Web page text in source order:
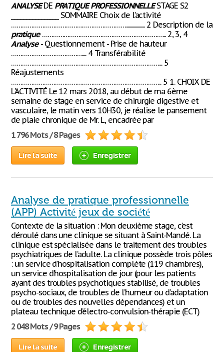
ANALYSEDE PRATIQUE PROFESSIONNELLESTAGE S2
________________ SOMMAIRE Choix de l’activité
………………………………………………………................... 2 Description de la
pratique…………………………………………………………... 2, 3, 4
Analyse- Questionnement - Prise de hauteur
………………………………….... 4 Transférabilité
………………………………………………………………………... 5
Réajustements
……………………………………………………………………….. 5 1. CHOIX DE
L'ACTIVITÉ Le 12 mars 2018, au début de ma 6ème
semaine de stage en service de chirurgie digestive et
vasculaire, le matin vers 10H30, je réalise le pansement
de plaie chronique de Mr. L, encadrée par
1 796 Mots / 8 Pages
Lire la suite Enregistrer
Analyse de pratique professionnelle
(APP) Activité jeux de société
Contexte de la situation : Mon deuxième stage, c’est
déroulé dans une clinique se situant à Saint-Mandé. La
clinique est spécialisée dans le traitement des troubles
psychiatriques de l’adulte. La clinique possède trois pôles
: un service d’hospitalisation complète (119 chambres),
un service d’hospitalisation de jour (pour les patients
ayant des troubles psychotiques stabilisé, de troubles
psycho-sociaux, de troubles de l’humeur ou d’adaptation
ou de troubles des nouvelles dépendances) et un
plateau technique d’électro-convulsion-thérapie (ECT)
2 048 Mots / 9 Pages
Lire la suite Enregistrer